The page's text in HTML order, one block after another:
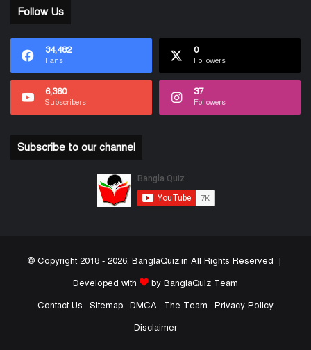
Follow Us
34,482
Fans
0
Followers
6,360
Subscribers
37
Followers
Subscribe to our channel
© Copyright 2018 - 2026, BanglaQuiz.in All Rights Reserved |
Developed with
by BanglaQuiz Team
Contact Us
Sitemap DMCA The Team
Privacy Policy
Disclaimer